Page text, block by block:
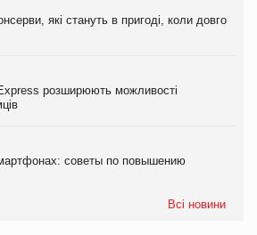
які стануть в пригоді, коли довго
розширюють можливості
советы по повышению
Всі новини